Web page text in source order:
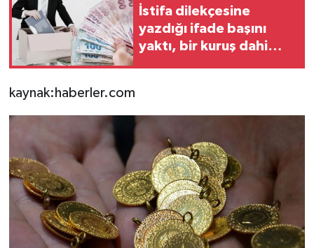
İstifa dilekçesine
yazdığı ifade başını
yaktı, bir kuruş dahi
kaynak:haberler.com